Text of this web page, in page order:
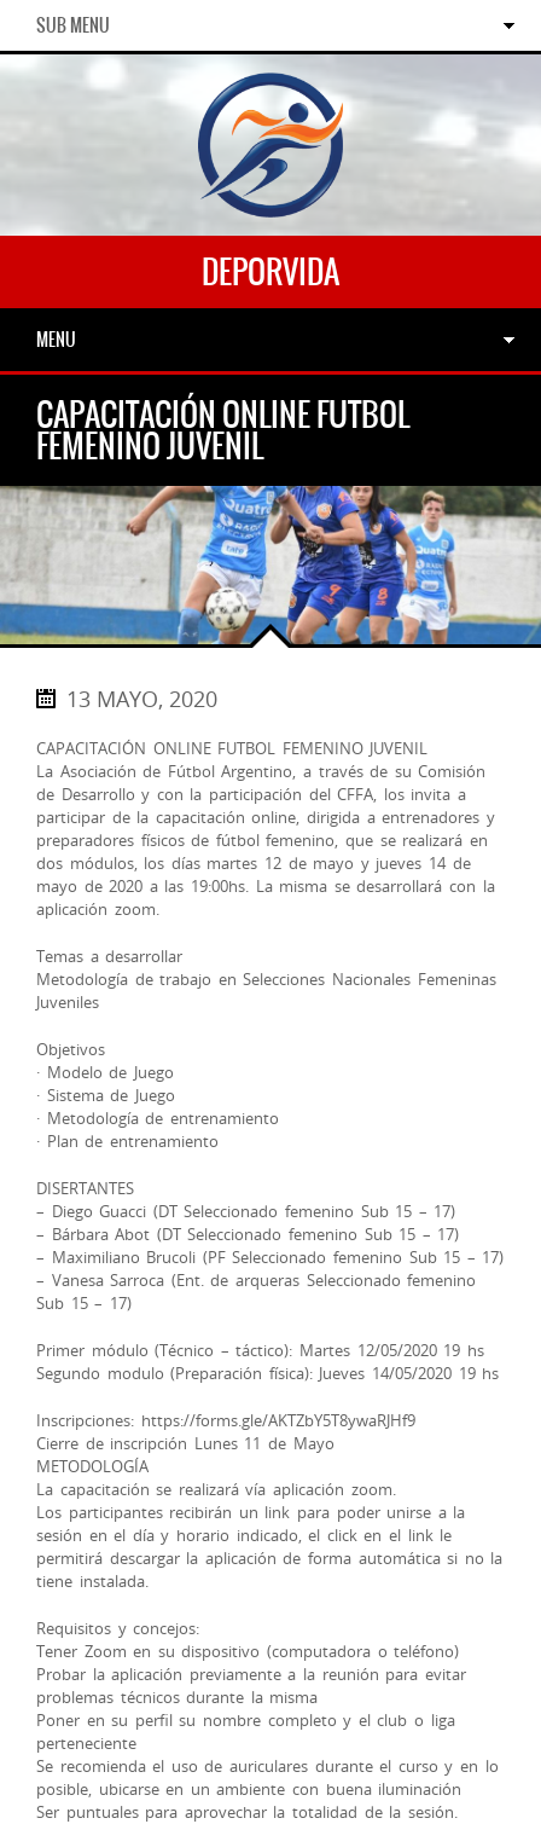
SUB MENU
DEPORVIDA
MENU
CAPACITACIÓN ONLINE FUTBOL
FEMENINO JUVENIL
13 MAYO, 2020
CAPACITACIÓN ONLINE FUTBOL FEMENINO JUVENIL
La Asociación de Fútbol Argentino, a través de su Comisión
de Desarrollo y con la participación del CFFA, los invita a
participar de la capacitación online, dirigida a entrenadores y
preparadores físicos de fútbol femenino, que se realizará en
dos módulos, los días martes 12 de mayo y jueves 14 de
mayo de 2020 a las 19:00hs. La misma se desarrollará con la
aplicación zoom.
Temas a desarrollar
Metodología de trabajo en Selecciones Nacionales Femeninas
Juveniles
Objetivos
· Modelo de Juego­
· Sistema de Juego
· Metodología de entrenamiento
· Plan de entrenamiento
DISERTANTES
– Diego Guacci (DT Seleccionado femenino Sub 15 – 17)
– Bárbara Abot (DT Seleccionado femenino Sub 15 – 17)
– Maximiliano Brucoli (PF Seleccionado femenino Sub 15 – 17)
– Vanesa Sarroca (Ent. de arqueras Seleccionado femenino
Sub 15 – 17)
Primer módulo (Técnico – táctico): Martes 12/05/2020 19 hs
Segundo modulo (Preparación física): Jueves 14/05/2020 19 hs
Inscripciones: https://forms.gle/AKTZbY5T8ywaRJHf9
Cierre de inscripción Lunes 11 de Mayo
METODOLOGÍA
La capacitación se realizará vía aplicación zoom.
Los participantes recibirán un link para poder unirse a la
sesión en el día y horario indicado, el click en el link le
permitirá descargar la aplicación de forma automática si no la
tiene instalada.
Requisitos y concejos:
Tener Zoom en su dispositivo (computadora o teléfono)
Probar la aplicación previamente a la reunión para evitar
problemas técnicos durante la misma
Poner en su perfil su nombre completo y el club o liga
perteneciente
Se recomienda el uso de auriculares durante el curso y en lo
posible, ubicarse en un ambiente con buena iluminación
Ser puntuales para aprovechar la totalidad de la sesión.